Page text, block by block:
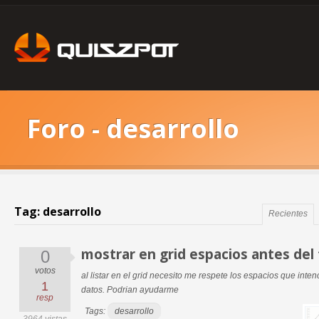
Foro - desarrollo
Tag: desarrollo Recientes
0
votos
1
resp
mostrar en grid espacios antes
al listar en el grid necesito me respete los espacios que
datos. Podrian ayudarme
Tags: desarrollo